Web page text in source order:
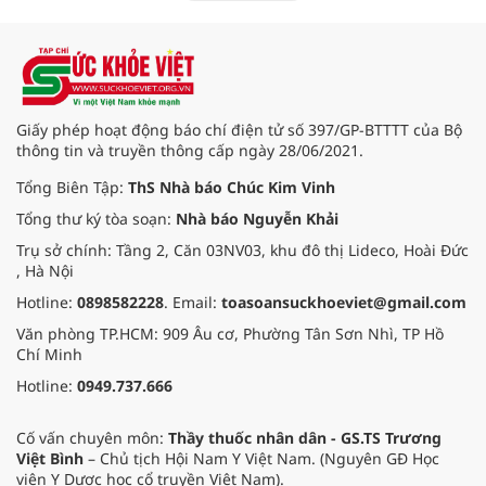
Giấy phép hoạt động báo chí điện tử số 397/GP-BTTTT của Bộ
thông tin và truyền thông cấp ngày 28/06/2021.
Tổng Biên Tập: ThS Nhà báo Chúc Kim Vinh
Tổng thư ký tòa soạn: Nhà báo Nguyễn Khải
Trụ sở chính: Tầng 2, Căn 03NV03, khu đô thị Lideco, Hoài Đức
, Hà Nội
Hotline: 0898582228. Email: toasoansuckhoeviet@gmail.com
Văn phòng TP.HCM: 909 Âu cơ, Phường Tân Sơn Nhì, TP Hồ
Chí Minh
Hotline: 0949.737.666
Cố vấn chuyên môn: Thầy thuốc nhân dân - GS.TS Trương
Việt Bình – Chủ tịch Hội Nam Y Việt Nam. (Nguyên GĐ Học
viện Y Dược học cổ truyền Việt Nam).